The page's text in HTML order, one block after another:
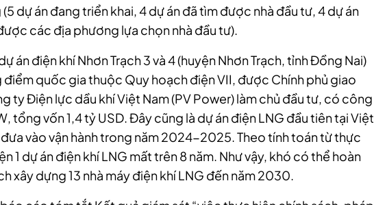
dự án đang triển khai, 4 dự án đã tìm được nhà đầu tư, 4 dự án
các địa phương lựa chọn nhà đầu tư).
án điện khí Nhơn Trạch 3 và 4 (huyện Nhơn Trạch, tỉnh Đồng Nai)
điểm quốc gia thuộc Quy hoạch điện VII, được Chính phủ giao
ty Điện lực dầu khí Việt Nam (PV Power) làm chủ đầu tư, có công
tổng vốn 1,4 tỷ USD. Đây cũng là dự án điện LNG đầu tiên tại Việt
vào vận hành trong năm 2024-2025. Theo tính toán từ thực
1 dự án điện khí LNG mất trên 8 năm. Như vậy, khó có thể hoàn
xây dựng 13 nhà máy điện khí LNG đến năm 2030.